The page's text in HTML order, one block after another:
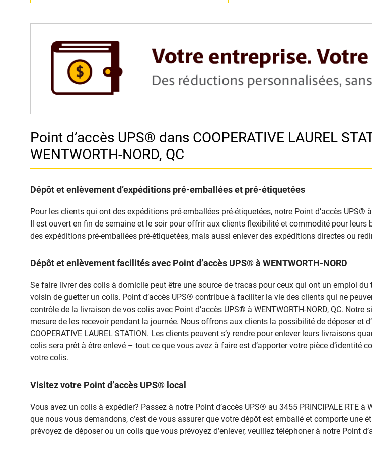
Point d’accès UPS® dans COOPERATIVE LAUREL
WENTWORTH-NORD, QC
Dépôt et enlèvement d’expéditions pré-emballées et pré-étiquetées
Pour les clients qui ont des expéditions pré-emballées pré-étiquetées, notre Point d’accès UPS®
Il est ouvert en fin de semaine et le soir pour offrir aux clients flexibilité et commodité pour leurs
des expéditions pré-emballées pré-étiquetées, mais aussi enlever des expéditions directes ou
Dépôt et enlèvement facilités avec Point d’accès UPS® à WENTWORTH-NORD
Se faire livrer des colis à domicile peut être une source de tracas pour ceux qui ont un emploi
voisin de guetter un colis. Point d’accès UPS® contribue à faciliter la vie des clients qui ne
contrôle de la livraison de vos colis avec Point d’accès UPS® à WENTWORTH-NORD, QC.
mesure de les recevoir pendant la journée. Nous offrons aux clients la possibilité de déposer et
COOPERATIVE LAUREL STATION. Les clients peuvent s’y rendre pour enlever leurs livraisons
colis sera prêt à être enlevé – tout ce que vous avez à faire est d’apporter votre pièce d’identité
votre colis.
Visitez votre Point d’accès UPS® local
Vous avez un colis à expédier? Passez à notre Point d’accès UPS® au 3455 PRINCIPALE RTE
que nous vous demandons, c’est de vous assurer que votre dépôt est emballé et comporte
prévoyez de déposer ou un colis que vous prévoyez d’enlever, veuillez téléphoner à notre Point